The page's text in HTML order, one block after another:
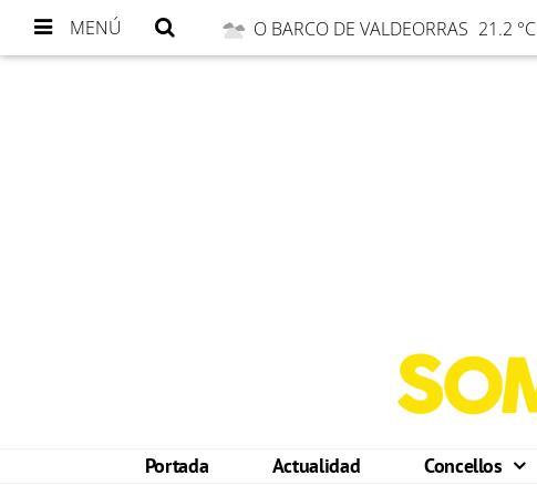
MENÚ O BARCO DE VALDEORRAS 21.2 °C
Portada Actualidad Concellos